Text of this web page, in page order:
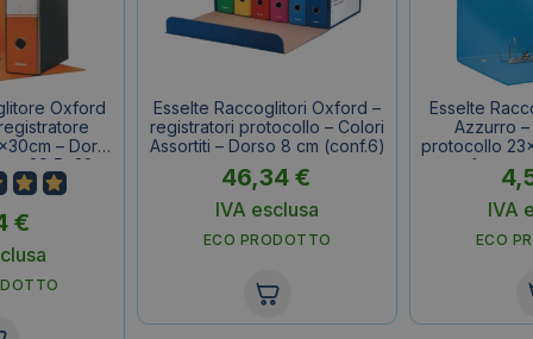
Oxford
– Dorso
29,5x32cm
€
Esselte Raccoglitori Oxford –
registratori protocollo – Colori
Assortiti – Dorso 8 cm (conf.6)
46,34 €
IVA esclusa
ECO PRODOTTO
Esselte
Azzurro
protocollo
cm – f.to
IVA
ECO